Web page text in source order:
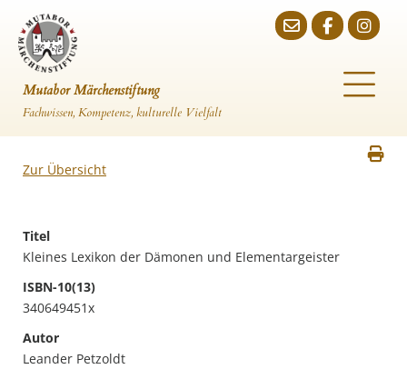
Mutabor Märchenstiftung
Fachwissen, Kompetenz, kulturelle Vielfalt
Zur Übersicht
Titel
Kleines Lexikon der Dämonen und Elementargeister
ISBN-10(13)
340649451x
Autor
Leander Petzoldt